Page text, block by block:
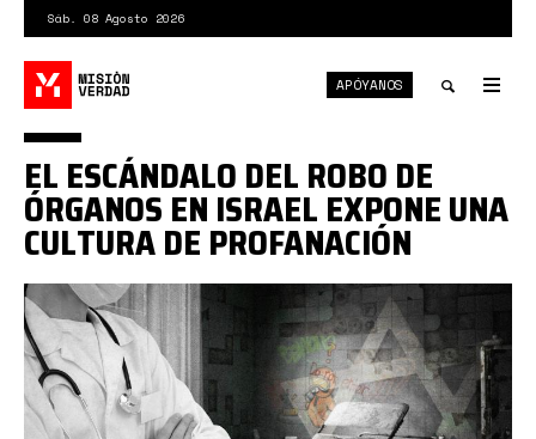
contenido
principal
Sáb. 08 Agosto 2026
APÓYANOS
israel
tráfico
de
órganos
EL ESCÁNDALO DEL ROBO DE
ÓRGANOS EN ISRAEL EXPONE UNA
CULTURA DE PROFANACIÓN